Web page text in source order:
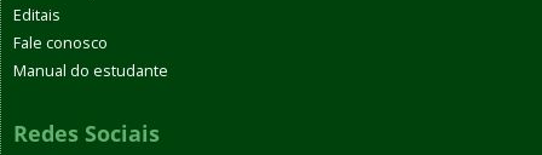
Editais
Fale conosco
Manual do estudante
Redes Sociais